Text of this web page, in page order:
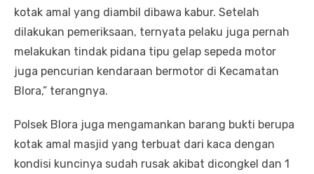
kotak amal yang diambil dibawa kabur. Setelah
dilakukan pemeriksaan, ternyata pelaku juga pernah
melakukan tindak pidana tipu gelap sepeda motor
juga pencurian kendaraan bermotor di Kecamatan
Blora,” terangnya.
Polsek Blora juga mengamankan barang bukti berupa
kotak amal masjid yang terbuat dari kaca dengan
kondisi kuncinya sudah rusak akibat dicongkel dan 1